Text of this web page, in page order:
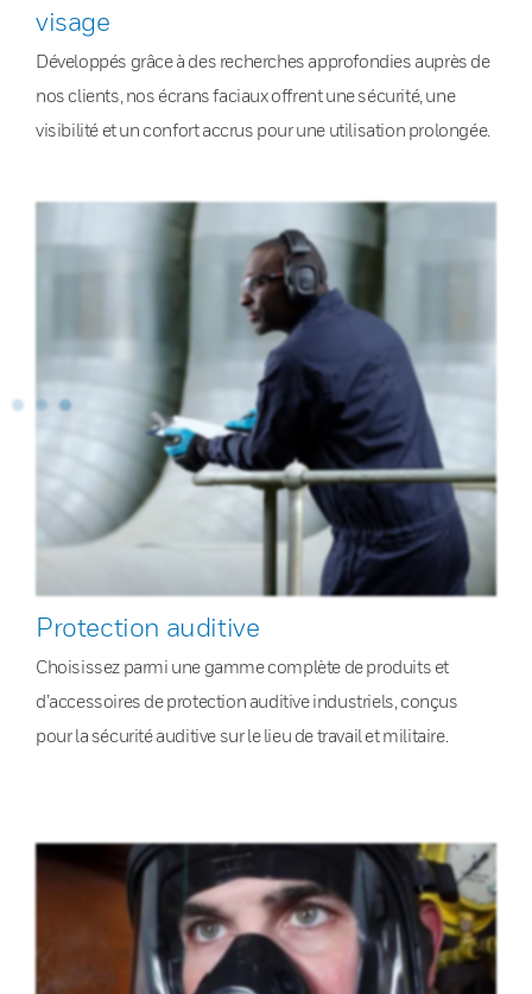
visage
Développés grâce à des recherches approfondies auprès de
nos clients, nos écrans faciaux offrent une sécurité, une
visibilité et un confort accrus pour une utilisation prolongée.
Protection auditive
Choisissez parmi une gamme complète de produits et
d’accessoires de protection auditive industriels, conçus
pour la sécurité auditive sur le lieu de travail et militaire.